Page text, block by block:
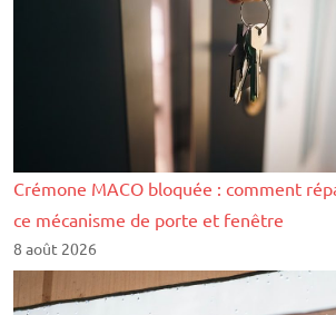
Crémone MACO bloquée : comment
ce mécanisme de porte et fenêtre
8 août 2026